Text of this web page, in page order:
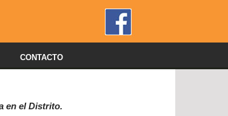
CONTACTO
en el Distrito.